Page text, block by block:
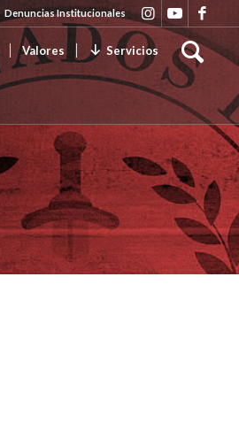
Denuncias Institucionales
Valores Servicios